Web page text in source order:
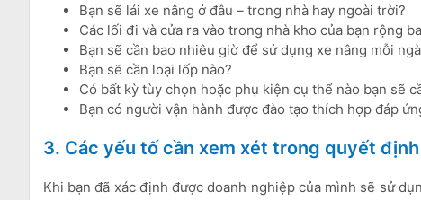
Bạn sẽ lái xe nâng ở đâu – trong nhà hay ngoài trời?
Các lối đi và cửa ra vào trong nhà kho của bạn rộng
Bạn sẽ cần bao nhiêu giờ để sử dụng xe nâng mỗi
Bạn sẽ cần loại lốp nào?
Có bất kỳ tùy chọn hoặc phụ kiện cụ thể nào bạn sẽ
Bạn có người vận hành được đào tạo thích hợp đáp
3. Các yếu tố cần xem xét trong quyết
Khi bạn đã xác định được doanh nghiệp của mình sẽ sử